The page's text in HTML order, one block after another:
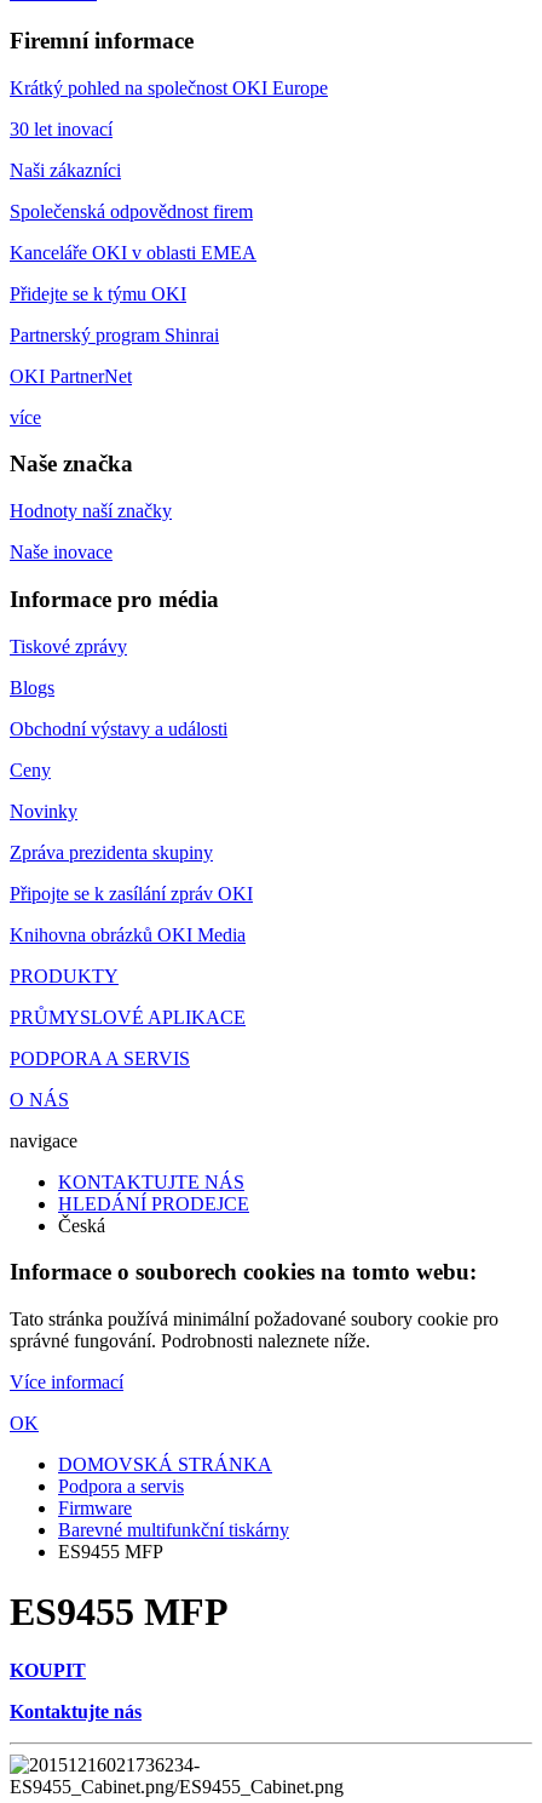
Firemní informace
Krátký pohled na společnost OKI Europe
30 let inovací
Naši zákazníci
Společenská odpovědnost firem
Kanceláře OKI v oblasti EMEA
Přidejte se k týmu OKI
Partnerský program Shinrai
OKI PartnerNet
více
Naše značka
Hodnoty naší značky
Naše inovace
Informace pro média
Tiskové zprávy
Blogs
Obchodní výstavy a události
Ceny
Novinky
Zpráva prezidenta skupiny
Připojte se k zasílání zpráv OKI
Knihovna obrázků OKI Media
PRODUKTY
PRŮMYSLOVÉ APLIKACE
PODPORA A SERVIS
O NÁS
navigace
KONTAKTUJTE NÁS
HLEDÁNÍ PRODEJCE
Česká
Informace o souborech cookies na tomto webu:
Tato stránka používá minimální požadované soubory cookie pro
správné fungování. Podrobnosti naleznete níže.
Více informací
OK
DOMOVSKÁ STRÁNKA
Podpora a servis
Firmware
Barevné multifunkční tiskárny
ES9455 MFP
ES9455 MFP
KOUPIT
Kontaktujte nás